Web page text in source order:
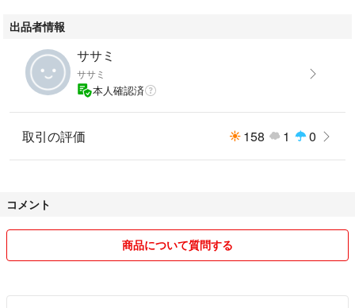
使いやすさとデザイン性を兼ね備えた脚立「ルカーノ」と、「フラグメン
出品者情報
ササミ
ササミ
本人確認済
取引の評価 158 1 0
コメント
商品について質問する